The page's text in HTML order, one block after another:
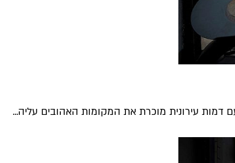
דמות עירונית מוכרת את המקומות האהובים עליה...